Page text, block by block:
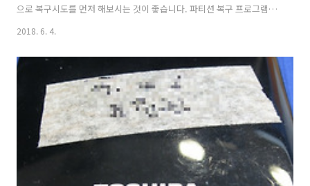
으로 복구시도를 먼저 해보시는 것이 좋습니다. 파티션 복구 프로그램으
로 5분이내에 처리되지 않을 경우 하드디스크 불량에 의한 파티션 손상
기도 수원시 방문 접수손상매체명: WD 외장하드 2TB 3.5"손상증상: 파
티션 초기화됨중요데이터: 약 500GB 정도의 업무용 작업파일 손상증상
및 점검내역 외장하드 드라이브의 파티션이 초기화 되어 입고되었습니
다. 사용자가 파티션을 삭제하지 않았으나 삭제가 되어 있었고 파티션 복
구 프로그램으로 복구 시도를 했으나 파티션이 잡히지 않는다고 합니다.
왜? 파티션이..
2018. 6. 4.